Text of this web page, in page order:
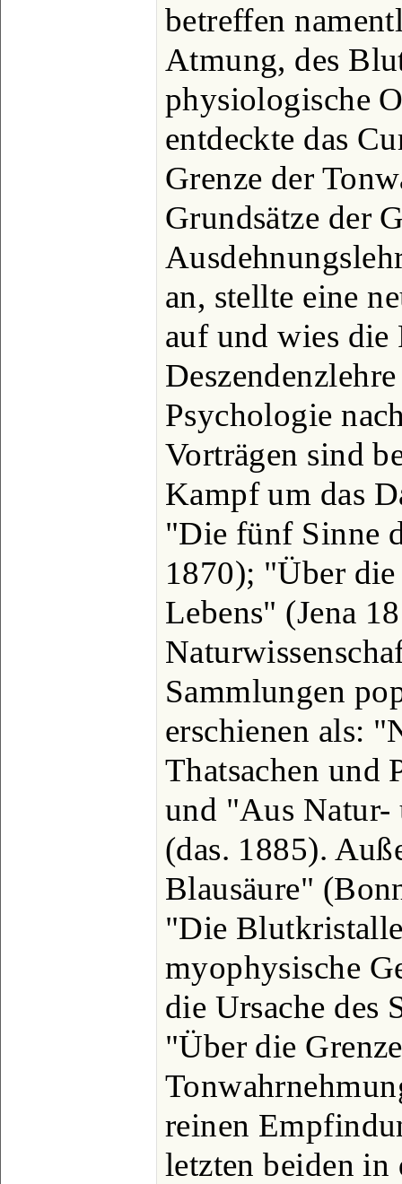
betreffen
Atmung, des
physiologische
entdeckte das
Grenze der
Grundsätze der
an, stellte eine
auf und wies
Psychologie
Vorträgen sind
Kampf um das
"Die fünf Sinne
1870); "Über
Lebens" (Jena
Sammlungen
erschienen als:
Thatsachen und
und "Aus Natur-
(das. 1885).
Blausäure"
"Die
myophysische
die Ursache des
"Über die
reinen
letzten beiden in